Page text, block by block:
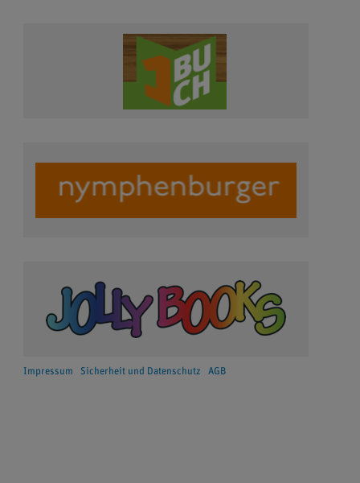
Impressum Sicherheit und Datenschutz AGB